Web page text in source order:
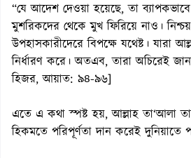
“যে আদেশ দেওয়া হয়েছে, তা
মুশরিকদের থেকে মুখ ফিরিয়ে নাও।
উপহাসকারীদেরে বিপক্ষে যথেষ্ট। যারা
নির্ধারণ করে। অতএব, তারা অচিরেই
হিজর, আয়াত: ৯৪-৯৬]
এতে এ কথা স্পষ্ট হয়, আল্লাহ তা‘আলা
হিকমতে পরিপূর্ণতা দান করেই দুনিয়াতে